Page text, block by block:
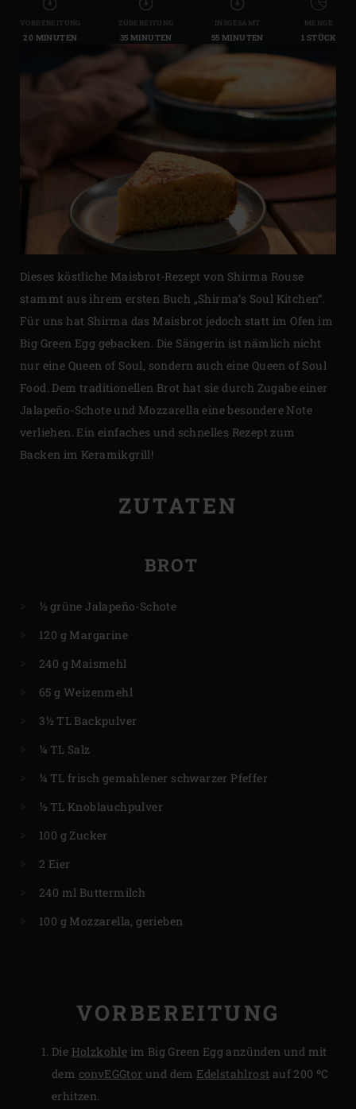
VORBEREITUNG
20 MINUTEN
ZUBEREITUNG
35 MINUTEN
INSGESAMT
55 MINUTEN
MENGE
1 STÜCK
Dieses köstliche Maisbrot-Rezept von Shirma Rouse
stammt aus ihrem ersten Buch „Shirma’s Soul Kitchen“.
Für uns hat Shirma das Maisbrot jedoch statt im Ofen im
Big Green Egg gebacken. Die Sängerin ist nämlich nicht
nur eine Queen of Soul, sondern auch eine Queen of Soul
Food. Dem traditionellen Brot hat sie durch Zugabe einer
Jalapeño-Schote und Mozzarella eine besondere Note
verliehen. Ein einfaches und schnelles Rezept zum
Backen im Keramikgrill!
ZUTATEN
BROT
½ grüne Jalapeño-Schote
120 g Margarine
240 g Maismehl
65 g Weizenmehl
3½ TL Backpulver
¼ TL Salz
¼ TL frisch gemahlener schwarzer Pfeffer
½ TL Knoblauchpulver
100 g Zucker
2 Eier
240 ml Buttermilch
100 g Mozzarella, gerieben
VORBEREITUNG
Die Holzkohle im Big Green Egg anzünden und mit
dem convEGGtor und demEdelstahlrost auf 200 ºC
erhitzen.